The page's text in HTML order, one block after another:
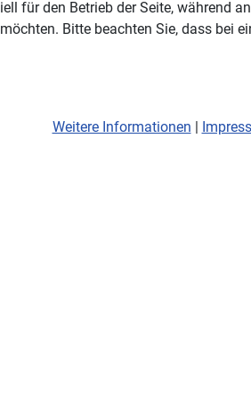
für den Betrieb der Seite, während
Bitte beachten Sie, dass
Weitere Informationen |